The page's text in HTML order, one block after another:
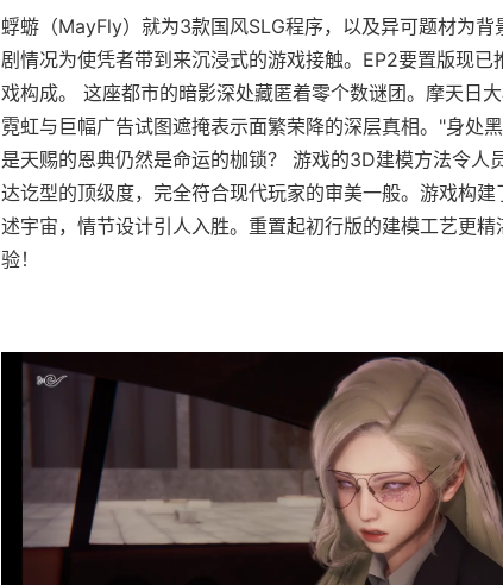
蜉蝣（MayFly）就为3款国风SLG程序，以及异可题材为背
剧情况为使凭者带到来沉浸式的游戏接触。EP2要置版现已
戏构成。 这座都市的暗影深处藏匿着零个数谜团。摩天日
霓虹与巨幅广告试图遮掩表示面繁荣降的深层真相。"身处
是天赐的恩典仍然是命运的枷锁？ 游戏的3D建模方法令人
达讫型的顶级度，完全符合现代玩家的审美一般。游戏构
述宇宙，情节设计引人入胜。重置起初行版的建模工艺更
验！